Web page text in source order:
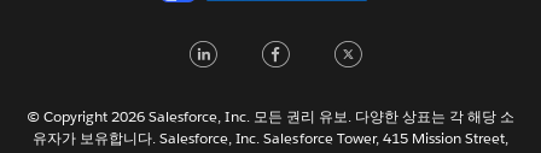
Italiano
Nederlands
n c i
© Copyright 2026 Salesforce, Inc. 모든 권리 유보. 다양한 상표는 각 해당 소
유자가 보유합니다. Salesforce, Inc. Salesforce Tower, 415 Mission Street,